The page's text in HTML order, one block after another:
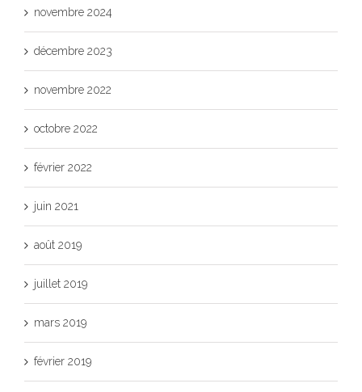
novembre 2024
décembre 2023
novembre 2022
octobre 2022
février 2022
juin 2021
août 2019
juillet 2019
mars 2019
février 2019